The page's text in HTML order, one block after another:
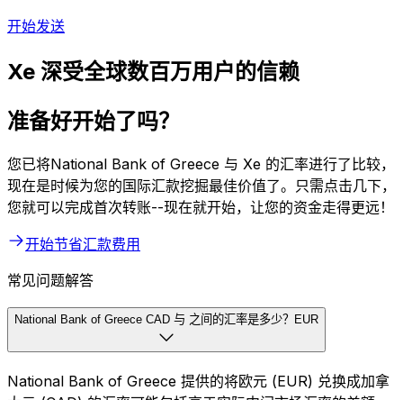
开始发送
Xe 深受全球数百万用户的信赖
准备好开始了吗？
您已将National Bank of Greece 与 Xe 的汇率进行了比较，
现在是时候为您的国际汇款挖掘最佳价值了。只需点击几下，
您就可以完成首次转账--现在就开始，让您的资金走得更远！
开始节省汇款费用
常见问题解答
National Bank of Greece CAD 与 之间的汇率是多少？EUR
National Bank of Greece 提供的将欧元 (EUR) 兑换成加拿